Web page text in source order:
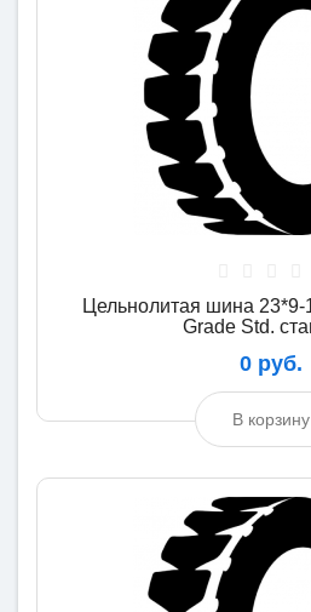
Цельнолитая шина
Grade Std.
0 руб.
В корзину